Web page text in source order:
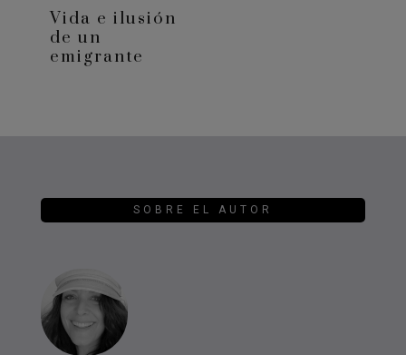
SOBRE EL AUTOR
Vida e ilusión
de un
emigrante